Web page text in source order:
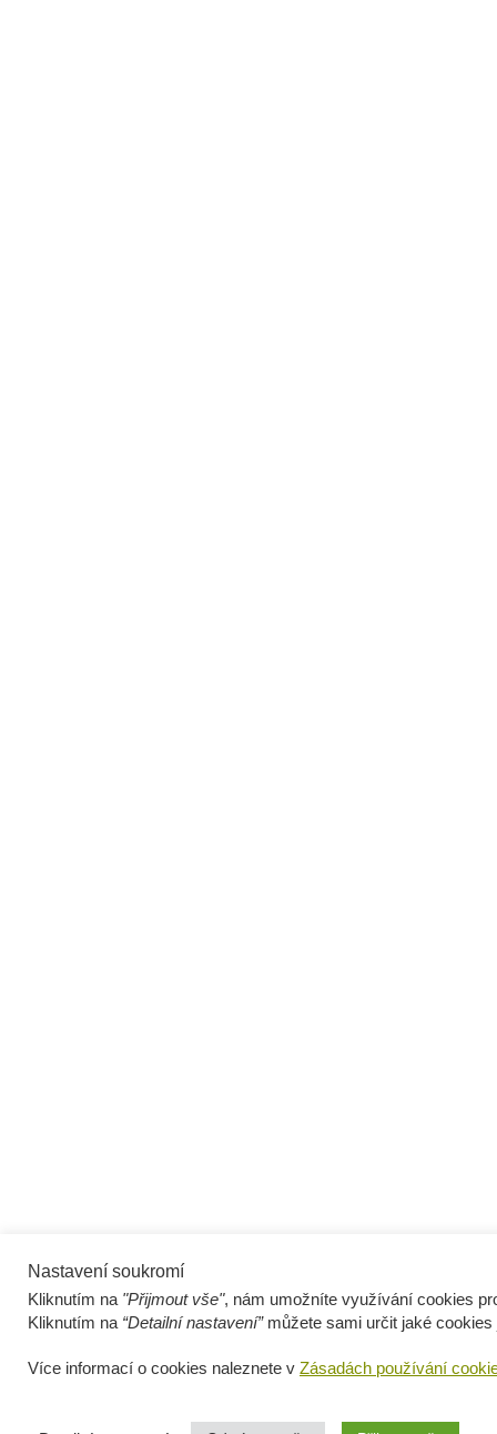
Nastavení soukromí
Kliknutím na "Přijmout vše", nám umožníte využívání cookies
Kliknutím na “Detailní nastavení”můžete sami určit jaké
Více informací o cookies naleznete v Zásadách používání